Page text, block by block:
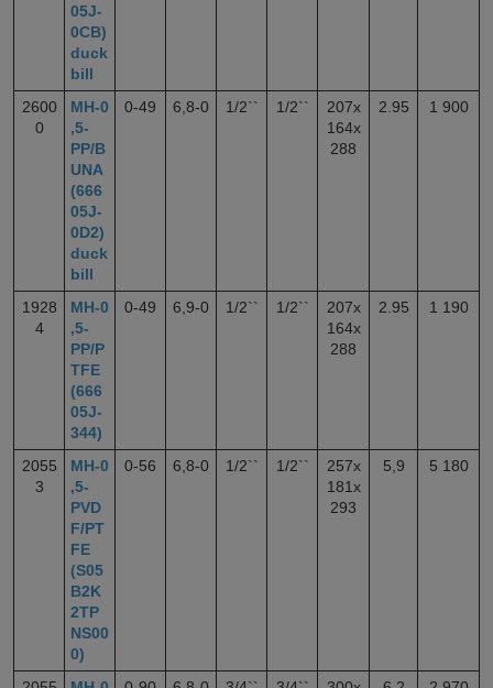
05J-
0CB)
duck
bill
2600
0
МН-0
,5-
PP/B
UNA
(666
05J-
0D2)
duck
bill
0-49 6,8-0 1/2`` 1/2``
207x
164x
288
2.95 1 900
1928
4
МН-0
,5-
PP/P
TFE
(666
05J-
344)
0-49 6,9-0 1/2`` 1/2``
207x
164x
288
2.95 1 190
2055
3
МН-0
,5-
PVD
F/PT
FE
(S05
B2K
2TP
NS00
0)
0-56 6,8-0 1/2`` 1/2``
257x
181x
293
5,9 5 180